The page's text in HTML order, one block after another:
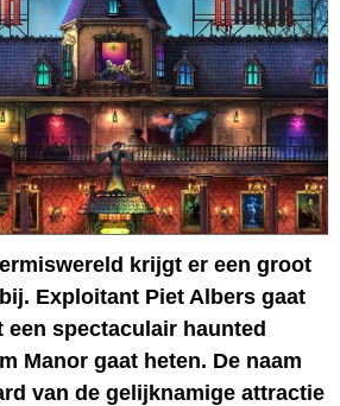
krijgt er een groot
Exploitant Piet Albers gaat
een spectaculair haunted
Manor gaat heten. De naam
van de gelijknamige attractie